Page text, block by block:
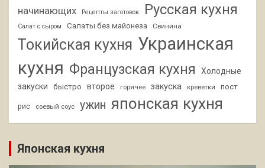
начинающих
Рецепты заготовок Русская кухня
Салат с сыром Салаты без майонеза Свинина
Токийская кухня Украинская
кухня Французская кухня
Холодные
закуски
быстро второе горячее закуска креветки пост
рис соевый соус ужин японская кухня
Японская кухня